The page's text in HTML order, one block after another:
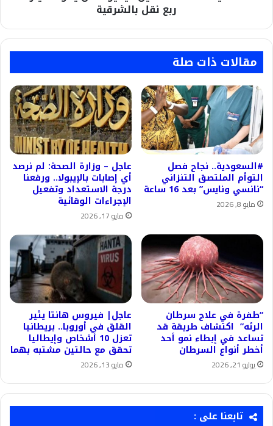
ربع نقل بالشرقية
مقالات ذات صلة
#السعودية.. نجاح فصل
التوأم الملتصق التنزاني
“نانسي ونايس” بعد 16 ساعة
مايو 8, 2026
عاجل – وزارة الصحة: لم نرصد
أي إصابات بالإيبولا.. ورفعنا
درجة الاستعداد وتفعيل
الإجراءات الوقائية
مايو 17, 2026
“طفرة في علاج سرطان
الرئه” اكتشاف طريقة قد
تساعد في إبطاء نمو أحد
أخطر أنواع السرطان
يوليو 21, 2026
عاجل| فيروس هانتا يثير
القلق في أوروبا.. بريطانيا
تعزل 10 أشخاص وإيطاليا
تحقق مع حالتين مشتبه بهما
مايو 13, 2026
تابعنا على :